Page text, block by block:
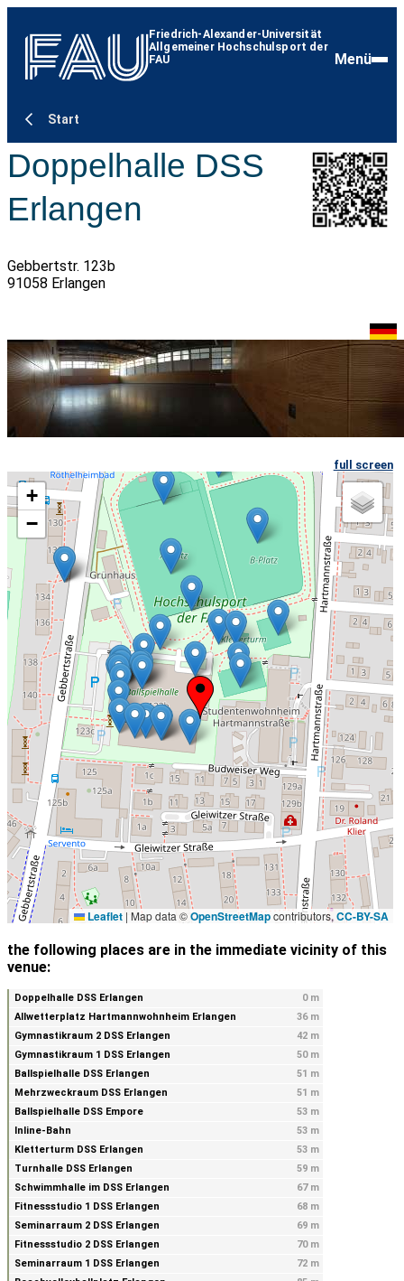
Friedrich-Alexander-Universität
Allgemeiner Hochschulsport der
FAU
Menü
Start
Doppelhalle DSS
Erlangen
Gebbertstr. 123b
91058 Erlangen
full screen
+
−
Leaflet | Map data ©OpenStreetMapcontributors,CC-BY-SA
the following places are in the immediate vicinity of this
venue:
Doppelhalle DSS Erlangen
0 m
Allwetterplatz Hartmannwohnheim Erlangen
36 m
Gymnastikraum 2 DSS Erlangen
42 m
Gymnastikraum 1 DSS Erlangen
50 m
Ballspielhalle DSS Erlangen
51 m
Mehrzweckraum DSS Erlangen
51 m
Ballspielhalle DSS Empore
53 m
Inline-Bahn
53 m
Kletterturm DSS Erlangen
53 m
Turnhalle DSS Erlangen
59 m
Schwimmhalle im DSS Erlangen
67 m
Fitnessstudio 1 DSS Erlangen
68 m
Seminarraum 2 DSS Erlangen
69 m
Fitnessstudio 2 DSS Erlangen
70 m
Seminarraum 1 DSS Erlangen
72 m